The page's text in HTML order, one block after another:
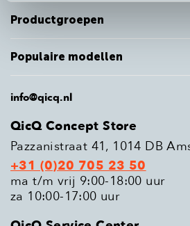
Productgroepen
Populaire modellen
info@qicq.nl
QicQ Concept Store
Pazzanistraat 41, 1014 DB
+31 (0)20 705 23 50
ma t/m vrij 9:00-18:00 uur
za 10:00-17:00 uur